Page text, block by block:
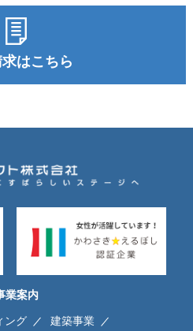
はこちら
業案内
ング
建築事業